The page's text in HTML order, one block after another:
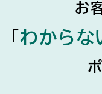
お
「わからな